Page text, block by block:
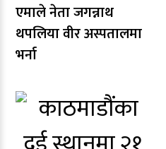
एमाले नेता जगन्नाथ
थपलिया वीर अस्पतालमा
भर्ना